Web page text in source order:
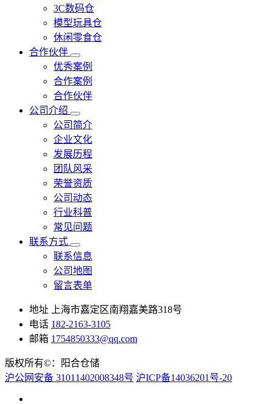
3C数码仓
模型玩具仓
休闲零食仓
合作伙伴
优秀案例
合作案例
合作伙伴
公司介绍
公司简介
企业文化
发展历程
团队风采
荣誉资质
公司动态
行业科普
常见问题
联系方式
联系信息
公司地图
留言表单
地址 上海市嘉定区南翔嘉美路318号
电话 182-2163-3105
邮箱 1754850333@qq.com
版权所有©：阳合仓储
沪公网安备 31011402008348号 沪ICP备14036201号-20